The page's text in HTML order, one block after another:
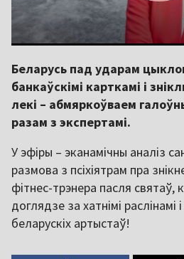
Беларусь пад ударам
банкаўскімі карткамі і
лекі – абмяркоўваем
разам з экспертамі.
У эфіры – эканамічны аналіз
размова з псіхіятрам пра
фітнес-трэнера пасля святаў,
доглядзе за хатнімі
беларускіх артыстаў!